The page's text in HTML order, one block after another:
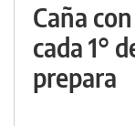
Caña
cada 1°
prepara